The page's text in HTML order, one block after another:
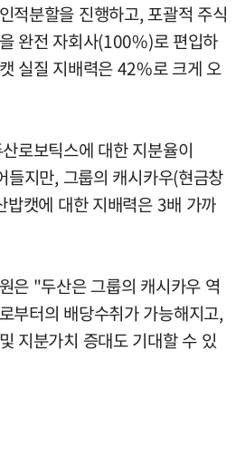
적분할을 진행하고, 포괄적 주식
완전 자회사(100%)로 편입하
실질 지배력은 42%로 크게 오
로보틱스에 대한 지분율이
지만, 그룹의 캐시카우(현금창
밥캣에 대한 지배력은 3배 가까
은 "두산은 그룹의 캐시카우 역
부터의 배당수취가 가능해지고,
지분가치 증대도 기대할 수 있